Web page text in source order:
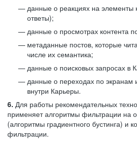
данные о реакциях на элементы
ответы);
данные о просмотрах контента
метаданные постов, которые
числе их семантика;
данные о поисковых запросах в
данные о переходах по экранам
внутри Карьеры.
6. Для работы рекомендательных
применяет алгоритмы фильтрации на
(алгоритмы градиентного бустинга) и
фильтрации.